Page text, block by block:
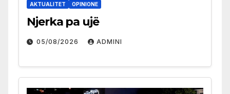
AKTUALITET OPINIONE
Njerka pa ujë
05/08/2026 ADMINI